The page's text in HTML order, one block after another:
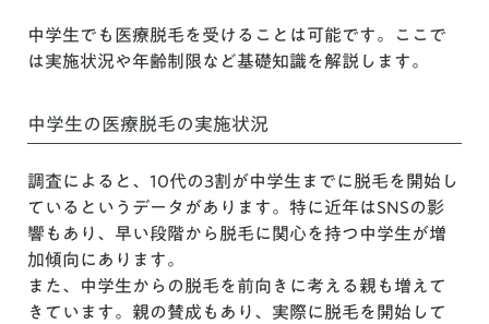
中学生でも医療脱毛を受けることは可能です。ここで
は実施状況や年齢制限など基礎知識を解説します。
中学生の医療脱毛の実施状況
調査によると、10代の3割が中学生までに脱毛を開始し
ているというデータがあります。特に近年はSNSの影
響もあり、早い段階から脱毛に関心を持つ中学生が増
加傾向にあります。
また、中学生からの脱毛を前向きに考える親も増えて
きています。親の賛成もあり、実際に脱毛を開始して